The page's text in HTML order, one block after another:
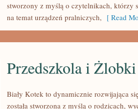
stworzony z myślą o czytelnikach, którzy
na temat urządzeń pralniczych, [ Read
Przedszkola i Żlobki
Biały Kotek to dynamicznie rozwijająca
została stworzona z myślą o rodzicach,